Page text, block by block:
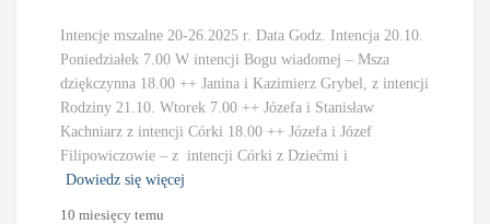
Intencje mszalne 20-26.2025 r. Data Godz. Intencja 20.10.
Poniedziałek 7.00 W intencji Bogu wiadomej – Msza
dziękczynna 18.00 ++ Janina i Kazimierz Grybel, z intencji
Rodziny 21.10. Wtorek 7.00 ++ Józefa i Stanisław
Kachniarz z intencji Córki 18.00 ++ Józefa i Józef
Filipowiczowie – z intencji Córki z Dziećmi i
Dowiedz się więcej
10 miesięcy temu